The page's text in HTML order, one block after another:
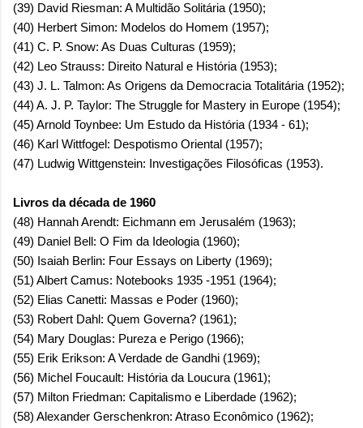
(39) David Riesman: A Multidão Solitária (1950);
(40) Herbert Simon: Modelos do Homem (1957);
(41) C. P. Snow: As Duas Culturas (1959);
(42) Leo Strauss: Direito Natural e História (1953);
(43) J. L. Talmon: As Origens da Democracia Totalitária (1952);
(44) A. J. P. Taylor: The Struggle for Mastery in Europe (1954);
(45) Arnold Toynbee: Um Estudo da História (1934 - 61);
(46) Karl Wittfogel: Despotismo Oriental (1957);
(47) Ludwig Wittgenstein: Investigações Filosóficas (1953).
Livros da década de 1960
(48) Hannah Arendt: Eichmann em Jerusalém (1963);
(49) Daniel Bell: O Fim da Ideologia (1960);
(50) Isaiah Berlin: Four Essays on Liberty (1969);
(51) Albert Camus: Notebooks 1935 -1951 (1964);
(52) Elias Canetti: Massas e Poder (1960);
(53) Robert Dahl: Quem Governa? (1961);
(54) Mary Douglas: Pureza e Perigo (1966);
(55) Erik Erikson: A Verdade de Gandhi (1969);
(56) Michel Foucault: História da Loucura (1961);
(57) Milton Friedman: Capitalismo e Liberdade (1962);
(58) Alexander Gerschenkron: Atraso Econômico (1962);